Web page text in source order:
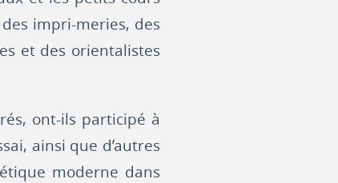
impri-meries, des
et des orientalistes
ont-ils participé à
ainsi que d’autres
moderne dans